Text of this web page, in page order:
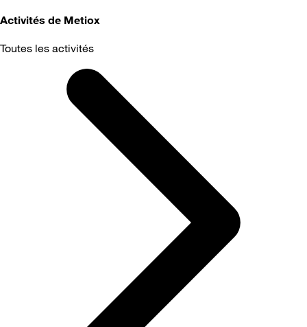
Activités de Metiox
Toutes les activités